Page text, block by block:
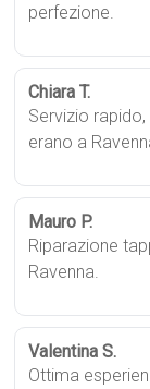
perfezione.
Chiara T.
Servizio
erano a
Mauro P.
Riparazione
Ravenna.
Valentina S.
Ottima